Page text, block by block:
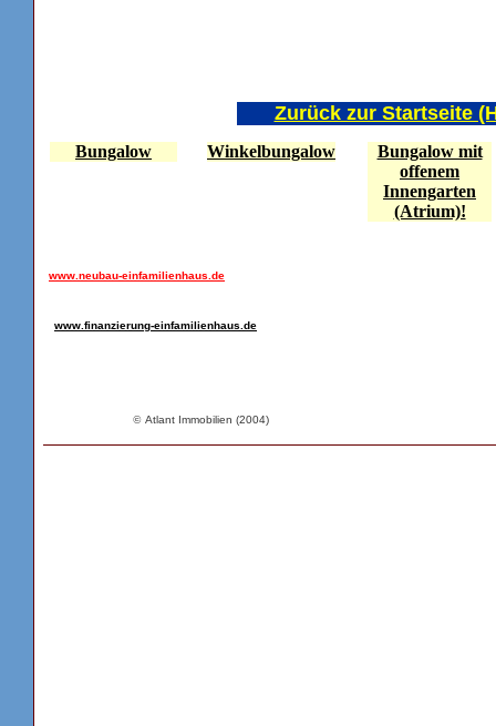
Zurück zur Startseite
Bungalow Winkelbungalow
www.neubau-einfamilienhaus.de
www.finanzierung-einfamilienhaus.de
© Atlant Immobilien (2004)
Bungalow mit
offenem
Innengarten
(Atrium)!